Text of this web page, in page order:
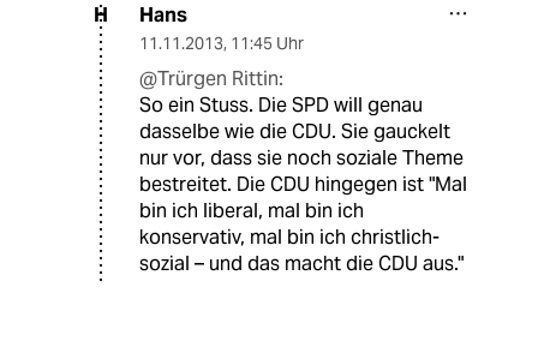
H Hans
11.11.2013, 11:45 Uhr
@Trürgen Rittin:
So ein Stuss. Die SPD will genau
dasselbe wie die CDU. Sie gauckelt
nur vor, dass sie noch soziale Theme
bestreitet. Die CDU hingegen ist "Mal
bin ich liberal, mal bin ich
konservativ, mal bin ich christlich-
sozial – und das macht die CDU aus."